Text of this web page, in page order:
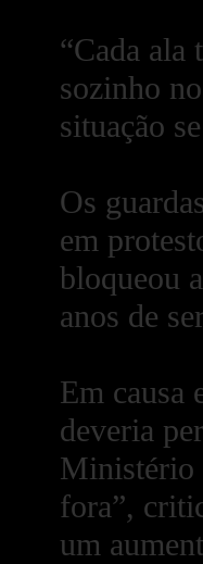
“Cada ala
sozinho
situação
Os
em
bloqueou
anos de
Em causa
deveria
Ministério
fora”,
um